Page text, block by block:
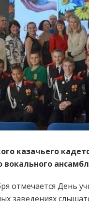
казачьего
вокального
отмечается День
заведениях